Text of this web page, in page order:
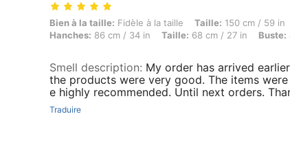
Bien à la taille: Fidèle à la taille, Taille: 150 cm / 59 in, Poids:
Bien à la taille: Fidèle à la taille Taille: 150 cm / 59 in
Hanches: 86 cm / 34 in Taille: 68 cm / 27 in Buste:
Smell description: My order has arrived
the products were very good. The items
e highly recommended. Until next orders.
Traduire